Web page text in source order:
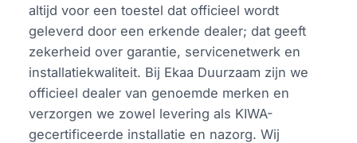
altijd voor een toestel dat officieel wordt
geleverd door een erkende dealer; dat geeft
zekerheid over garantie, servicenetwerk en
installatiekwaliteit. Bij Ekaa Duurzaam zijn we
officieel dealer van genoemde merken en
verzorgen we zowel levering als KIWA-
gecertificeerde installatie en nazorg. Wij